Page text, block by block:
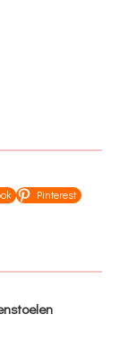
Pinterest